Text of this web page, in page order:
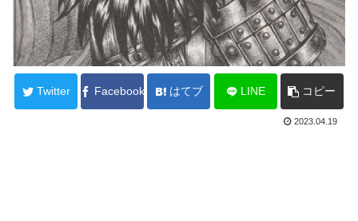
Twitter Facebook はてブ LINE コピー
2023.04.19